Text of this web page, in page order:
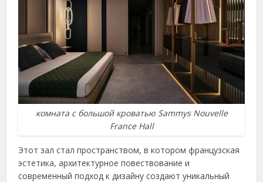
комната с большой кроватью Sammys Nouvelle
France Hall
Этот зал стал пространством, в котором французская
эстетика, архитектурное повествование и
современный подход к дизайну создают уникальный